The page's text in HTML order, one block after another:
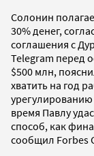
Солонин
30% денег,
соглашения с
Telegram перед
$500 млн,
хватить на год
урегулированию
время Павлу
способ, как
сообщил Forbes